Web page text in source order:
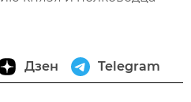
Дзен Telegram